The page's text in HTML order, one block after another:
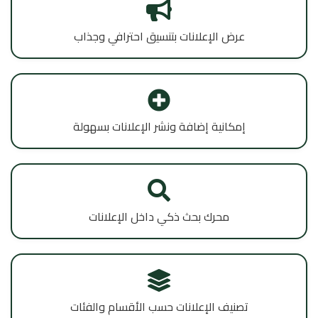
عرض الإعلانات بتنسيق احترافي وجذاب
إمكانية إضافة ونشر الإعلانات بسهولة
محرك بحث ذكي داخل الإعلانات
تصنيف الإعلانات حسب الأقسام والفئات